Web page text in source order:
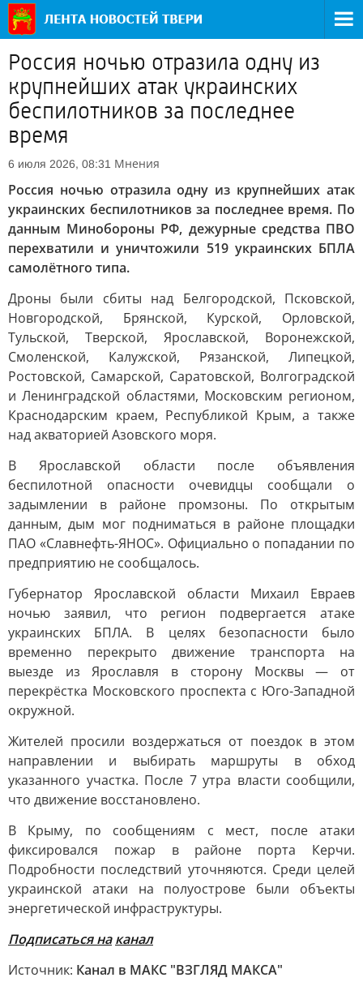
Россия ночью отразила одну из
крупнейших атак украинских
беспилотников за последнее
время
6 июля 2026, 08:31 Мнения
Россия ночью отразила одну из крупнейших атак
украинских беспилотников за последнее время. По
данным Минобороны РФ, дежурные средства ПВО
перехватили и уничтожили 519 украинских БПЛА
самолётного типа.
Дроны были сбиты над Белгородской, Псковской,
Новгородской, Брянской, Курской, Орловской,
Тульской, Тверской, Ярославской, Воронежской,
Смоленской, Калужской, Рязанской, Липецкой,
Ростовской, Самарской, Саратовской, Волгоградской
и Ленинградской областями, Московским регионом,
Краснодарским краем, Республикой Крым, а также
над акваторией Азовского моря.
В Ярославской области после объявления
беспилотной опасности очевидцы сообщали о
задымлении в районе промзоны. По открытым
данным, дым мог подниматься в районе площадки
ПАО «Славнефть-ЯНОС». Официально о попадании по
предприятию не сообщалось.
Губернатор Ярославской области Михаил Евраев
ночью заявил, что регион подвергается атаке
украинских БПЛА. В целях безопасности было
временно перекрыто движение транспорта на
выезде из Ярославля в сторону Москвы — от
перекрёстка Московского проспекта с Юго-Западной
окружной.
Жителей просили воздержаться от поездок в этом
направлении и выбирать маршруты в обход
указанного участка. После 7 утра власти сообщили,
что движение восстановлено.
В Крыму, по сообщениям с мест, после атаки
фиксировался пожар в районе порта Керчи.
Подробности последствий уточняются. Среди целей
украинской атаки на полуострове были объекты
энергетической инфраструктуры.
Подписаться на канал
Источник: Канал в МАКС "ВЗГЛЯД МАКСА"